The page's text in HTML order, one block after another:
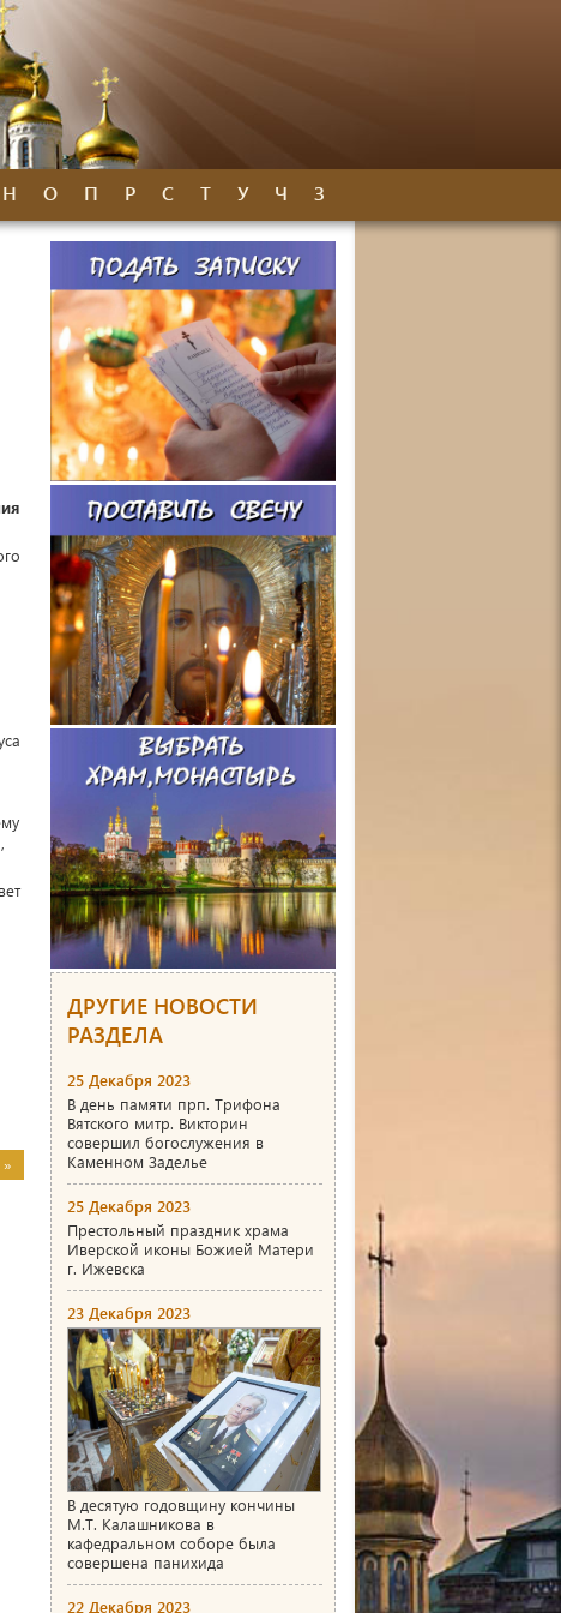
Н О П Р С Т У Ч З
ДРУГИЕ НОВОСТИ
РАЗДЕЛА
25 Декабря 2023
В день памяти прп. Трифона
Вятского митр. Викторин
совершил богослужения в
Каменном Заделье
25 Декабря 2023
Престольный праздник храма
Иверской иконы Божией Матери
г. Ижевска
23 Декабря 2023
В десятую годовщину кончины
М.Т. Калашникова в
кафедральном соборе была
совершена панихида
22 Декабря 2023